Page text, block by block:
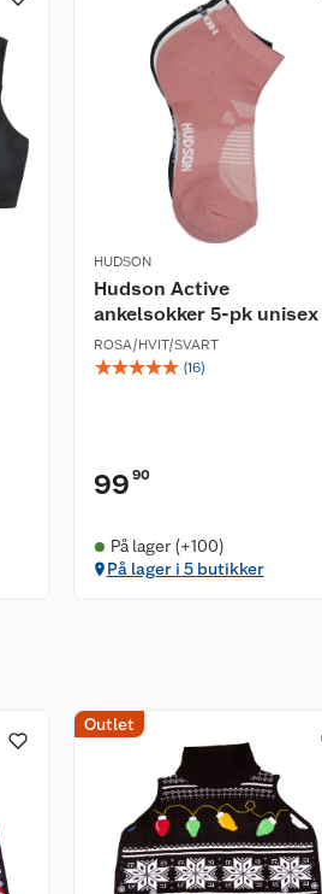
HUDSON
Hudson Active
ankelsokker 5-pk unisex
ROSA/HVIT/SVART
☆☆☆☆☆ (16)
99 90
På lager (+100)
På lager i 5 butikker
Outlet